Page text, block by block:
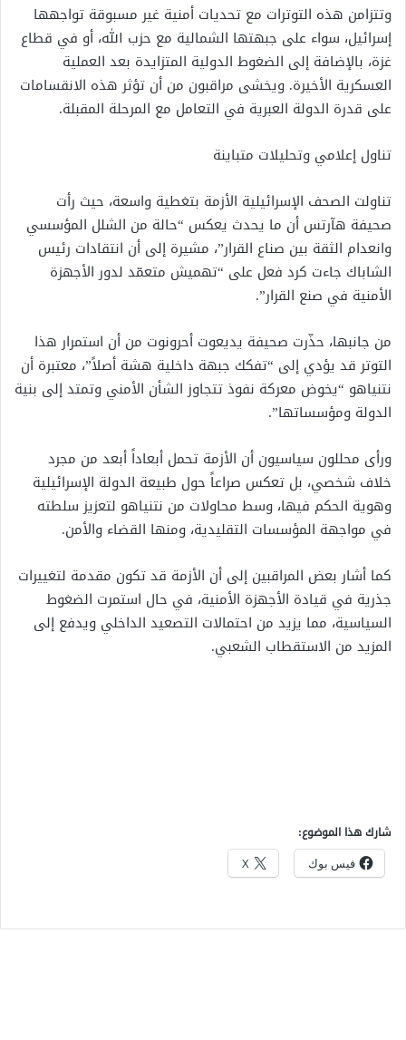
وتتزامن هذه التوترات مع تحديات أمنية غير مسبوقة تواجهها
إسرائيل، سواء على جبهتها الشمالية مع حزب الله، أو في قطاع
غزة، بالإضافة إلى الضغوط الدولية المتزايدة بعد العملية
العسكرية الأخيرة. ويخشى مراقبون من أن تؤثر هذه الانقسامات
على قدرة الدولة العبرية في التعامل مع المرحلة المقبلة.
تناول إعلامي وتحليلات متباينة
تناولت الصحف الإسرائيلية الأزمة بتغطية واسعة، حيث رأت
صحيفة هآرتس أن ما يحدث يعكس “حالة من الشلل المؤسسي
وانعدام الثقة بين صناع القرار”، مشيرة إلى أن انتقادات رئيس
الشاباك جاءت كرد فعل على “تهميش متعمّد لدور الأجهزة
الأمنية في صنع القرار”.
من جانبها، حذّرت صحيفة يديعوت أحرونوت من أن استمرار هذا
التوتر قد يؤدي إلى “تفكك جبهة داخلية هشة أصلاً”، معتبرة أن
نتنياهو “يخوض معركة نفوذ تتجاوز الشأن الأمني وتمتد إلى بنية
الدولة ومؤسساتها”.
ورأى محللون سياسيون أن الأزمة تحمل أبعاداً أبعد من مجرد
خلاف شخصي، بل تعكس صراعاً حول طبيعة الدولة الإسرائيلية
وهوية الحكم فيها، وسط محاولات من نتنياهو لتعزيز سلطته
في مواجهة المؤسسات التقليدية، ومنها القضاء والأمن.
كما أشار بعض المراقبين إلى أن الأزمة قد تكون مقدمة لتغييرات
جذرية في قيادة الأجهزة الأمنية، في حال استمرت الضغوط
السياسية، مما يزيد من احتمالات التصعيد الداخلي ويدفع إلى
المزيد من الاستقطاب الشعبي.
شارك هذا الموضوع:
فيس بوك X